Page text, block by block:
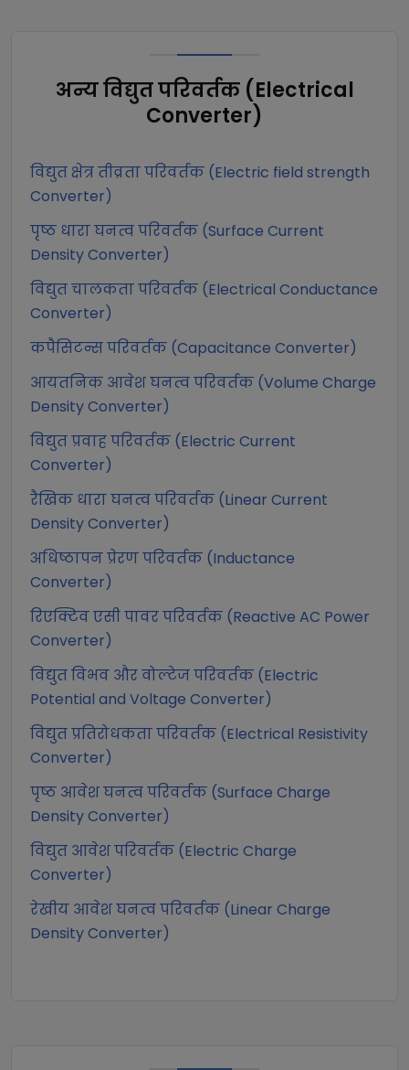
अन्यविद्युत परिवर्तक (Electrical
Converter)
विद्युत क्षेत्र तीव्रता परिवर्तक (Electric field strength
Converter)
पृष्ठ धारा घनत्व परिवर्तक (Surface Current
Density Converter)
विद्युत चालकता परिवर्तक (Electrical Conductance
Converter)
कपैसिटन्स परिवर्तक (Capacitance Converter)
आयतनिक आवेश घनत्व परिवर्तक (Volume Charge
Density Converter)
विद्युत प्रवाह परिवर्तक (Electric Current
Converter)
रैखिक धारा घनत्व परिवर्तक (Linear Current
Density Converter)
अधिष्ठापन प्रेरण परिवर्तक (Inductance
Converter)
रिएक्टिव एसी पावर परिवर्तक (Reactive AC Power
Converter)
विद्युत विभव और वोल्टेज परिवर्तक (Electric
Potential and Voltage Converter)
विद्युत प्रतिरोधकता परिवर्तक (Electrical Resistivity
Converter)
पृष्ठ आवेश घनत्व परिवर्तक (Surface Charge
Density Converter)
विद्युत आवेश परिवर्तक (Electric Charge
Converter)
रेखीय आवेश घनत्व परिवर्तक (Linear Charge
Density Converter)